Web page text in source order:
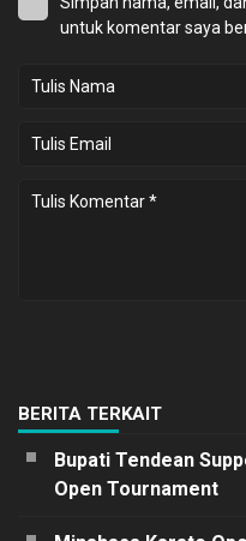
untuk komentar saya
BERITA TERKAIT
Bupati Tendean
Open Tournament